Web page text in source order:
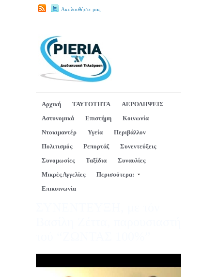
Ακολουθήστε μας.
Αρχική ΤΑΥΤΟΤΗΤΑ
ΑΕΡΟΛΗΨΕΙΣ
Αστυνομικά
Επιστήμη
Κοινωνία
Ντοκιμαντέρ
Υγεία
Περιβάλλον
Πολιτισμός
Ρεπορτάζ
Συνεντεύξεις
Συνομωσίες
Ταξίδια
Συναυλίες
Μικρές Αγγελίες
Περισσότερα:
Επικοινωνία